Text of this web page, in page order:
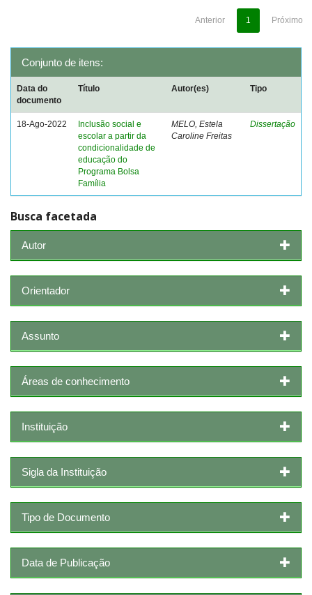
Anterior 1 Próximo
Conjunto de itens:
Data do
documento
Título Autor(es) Tipo
18-Ago-2022
Inclusão social e
escolar a partir da
condicionalidade de
educação do
Programa Bolsa
Família
MELO, Estela
Caroline Freitas
Dissertação
Busca facetada
Autor
Orientador
Assunto
Áreas de conhecimento
Instituição
Sigla da Instituição
Tipo de Documento
Data de Publicação